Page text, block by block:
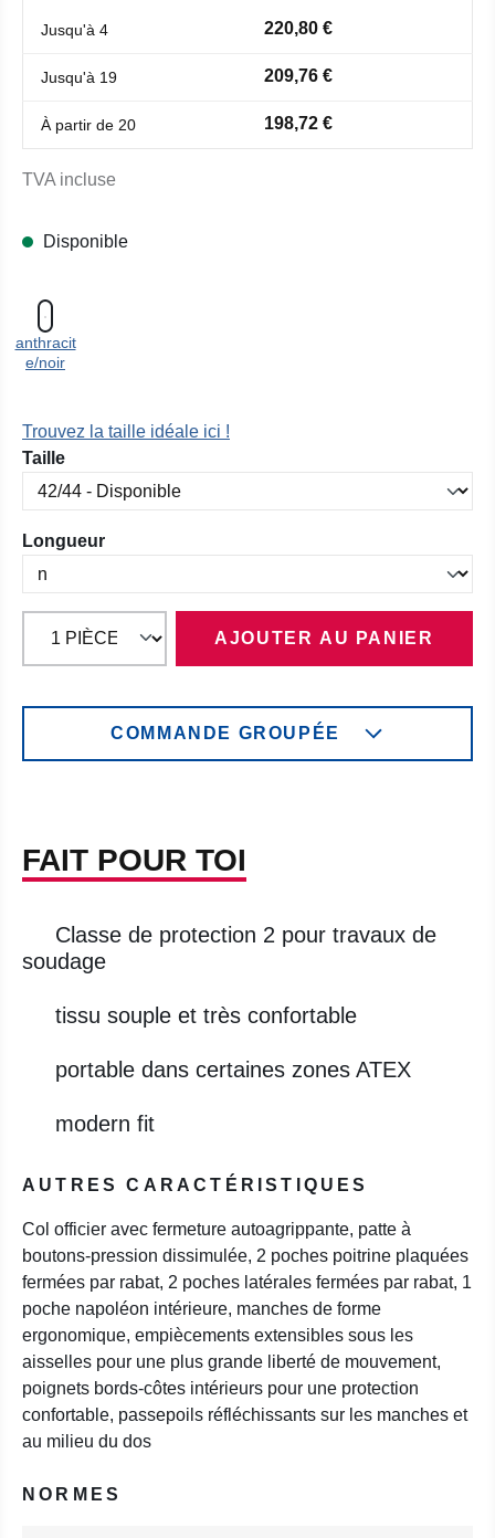
Jusqu'à 4 220,80 €
Jusqu'à 19 209,76 €
À partir de 20 198,72 €
TVA incluse
Disponible
anthracit
e/noir
Trouvez la taille idéale ici !
Sélectionnez
Taille
Sélectionnez
Longueur
AJOUTER AU PANIER
COMMANDE GROUPÉE
FAIT POUR TOI
Classe de protection 2 pour travaux de
soudage
tissu souple et très confortable
portable dans certaines zones ATEX
modern fit
AUTRES CARACTÉRISTIQUES
Col officier avec fermeture autoagrippante, patte à
boutons-pression dissimulée, 2 poches poitrine plaquées
fermées par rabat, 2 poches latérales fermées par rabat, 1
poche napoléon intérieure, manches de forme
ergonomique, empiècements extensibles sous les
aisselles pour une plus grande liberté de mouvement,
poignets bords-côtes intérieurs pour une protection
confortable, passepoils réfléchissants sur les manches et
au milieu du dos
NORMES